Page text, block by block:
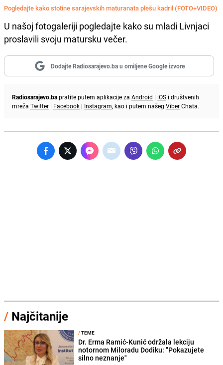
Pogledajte kako stotine sarajevskih maturanata plešu kadril (FOTO+VIDEO)
U našoj fotogaleriji pogledajte kako su mladi Livnjaci
proslavili svoju matursku večer.
Dodajte Radiosarajevo.ba u omiljene Google izvore
Radiosarajevo.bapratite putem aplikacije za Android | iOS i društvenih
mreža Twitter | Facebook | Instagram, kao i putem našeg ViberChata.
/ Najčitanije
/TEME
Dr. Erma Ramić-Kunić održala lekciju
notornom Miloradu Dodiku: "Pokazujete
silno neznanje"